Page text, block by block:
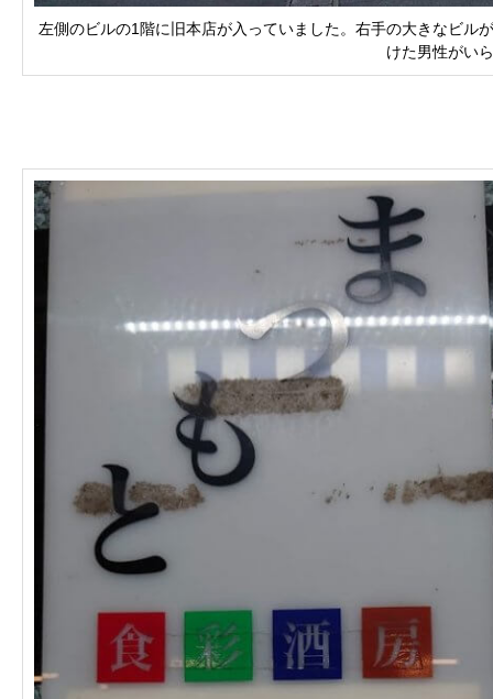
左側のビルの1階に旧本店が入っていました。右手の大きなビル
けた男性がい